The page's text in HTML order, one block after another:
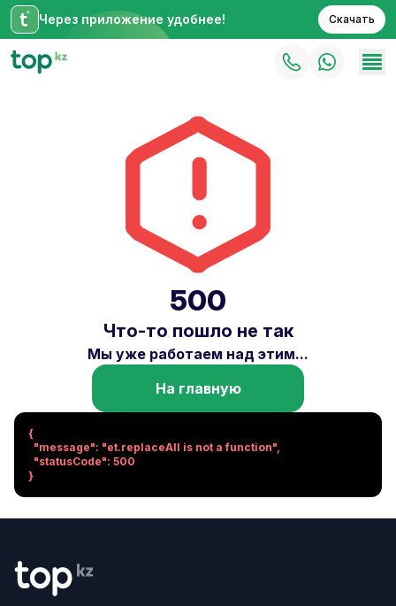
Через приложение удобнее! Скачать
500
Что-то пошло не так
Мы уже работаем над этим...
На главную
{
}